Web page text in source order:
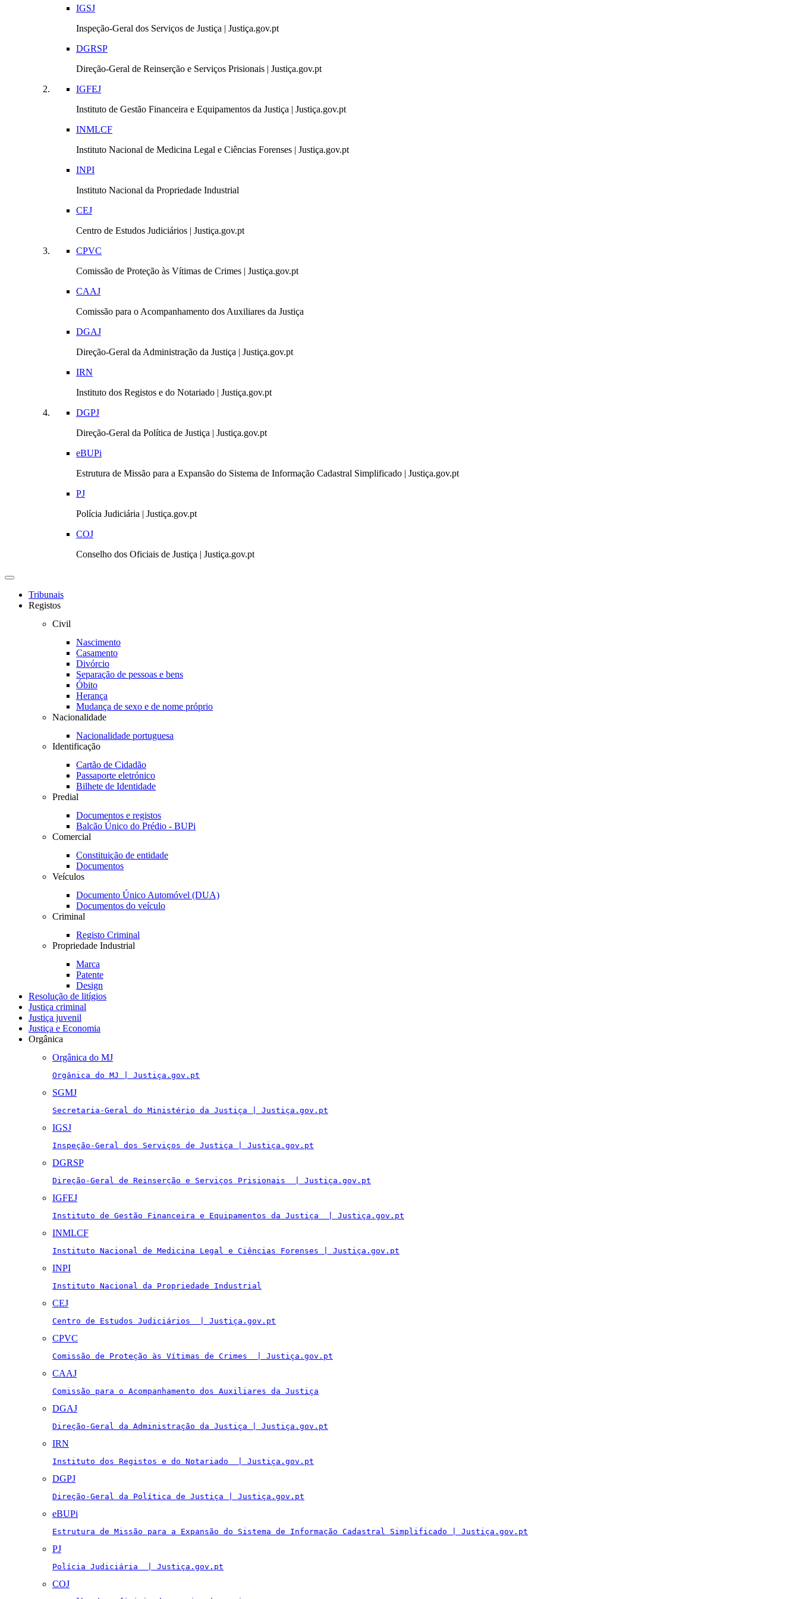
IGSJ
Inspeção-Geral dos Serviços de Justiça | Justiça.gov.pt
DGRSP
Direção-Geral de Reinserção e Serviços Prisionais | Justiça.gov.pt
IGFEJ
Instituto de Gestão Financeira e Equipamentos da Justiça | Justiça.gov.pt
INMLCF
Instituto Nacional de Medicina Legal e Ciências Forenses | Justiça.gov.pt
INPI
Instituto Nacional da Propriedade Industrial
CEJ
Centro de Estudos Judiciários | Justiça.gov.pt
CPVC
Comissão de Proteção às Vítimas de Crimes | Justiça.gov.pt
CAAJ
Comissão para o Acompanhamento dos Auxiliares da Justiça
DGAJ
Direção-Geral da Administração da Justiça | Justiça.gov.pt
IRN
Instituto dos Registos e do Notariado | Justiça.gov.pt
DGPJ
Direção-Geral da Política de Justiça | Justiça.gov.pt
eBUPi
Estrutura de Missão para a Expansão do Sistema de Informação Cadastral Simplificado | Justiça.gov.pt
PJ
Polícia Judiciária | Justiça.gov.pt
COJ
Conselho dos Oficiais de Justiça | Justiça.gov.pt
Toggle
navigationTribunais
Registos
Civil
Nascimento
Casamento
Divórcio
Separação de pessoas e bens
Óbito
Herança
Mudança de sexo e de nome próprio
Nacionalidade
Nacionalidade portuguesa
Identificação
Cartão de Cidadão
Passaporte eletrónico
Bilhete de Identidade
Predial
Documentos e registos
Balcão Único do Prédio - BUPi
Comercial
Constituição de entidade
Documentos
Veículos
Documento Único Automóvel (DUA)
Documentos do veículo
Criminal
Registo Criminal
Propriedade Industrial
Marca
Patente
Design
Resolução de litígios
Justiça criminal
Justiça juvenil
Justiça e Economia
Orgânica
Orgânica do MJ
Orgânica do MJ | Justiça.gov.pt
SGMJ
Secretaria-Geral do Ministério da Justiça | Justiça.gov.pt
IGSJ
Inspeção-Geral dos Serviços de Justiça | Justiça.gov.pt
DGRSP
Direção-Geral de Reinserção e Serviços Prisionais  | Justiça.gov.pt
IGFEJ
Instituto de Gestão Financeira e Equipamentos da Justiça  | Justiça.gov.pt
INMLCF
Instituto Nacional de Medicina Legal e Ciências Forenses | Justiça.gov.pt
INPI
Instituto Nacional da Propriedade Industrial
CEJ
Centro de Estudos Judiciários  | Justiça.gov.pt
CPVC
Comissão de Proteção às Vítimas de Crimes  | Justiça.gov.pt
CAAJ
Comissão para o Acompanhamento dos Auxiliares da Justiça
DGAJ
Direção-Geral da Administração da Justiça | Justiça.gov.pt
IRN
Instituto dos Registos e do Notariado  | Justiça.gov.pt
DGPJ
Direção-Geral da Política de Justiça | Justiça.gov.pt
eBUPi
Estrutura de Missão para a Expansão do Sistema de Informação Cadastral Simplificado | Justiça.gov.pt
PJ
Polícia Judiciária  | Justiça.gov.pt
COJ